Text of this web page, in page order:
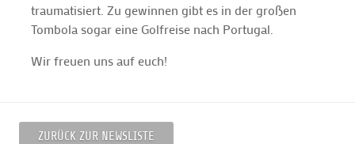
traumatisiert. Zu gewinnen gibt es in der großen
Tombola sogar eine Golfreise nach Portugal.
Wir freuen uns auf euch!
ZURÜCK ZUR NEWSLISTE